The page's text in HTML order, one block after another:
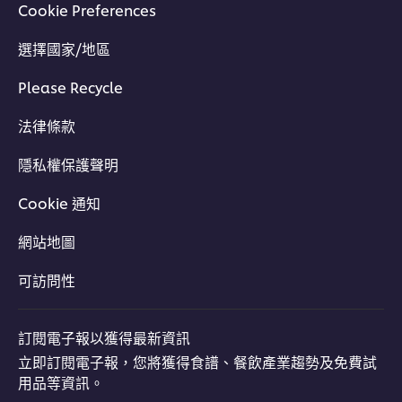
Cookie Preferences
選擇國家/地區
Please Recycle
法律條款
隱私權保護聲明
Cookie 通知
網站地圖
可訪問性
訂閱電子報以獲得最新資訊
立即訂閱電子報，您將獲得食譜、餐飲產業趨勢及免費試
用品等資訊。